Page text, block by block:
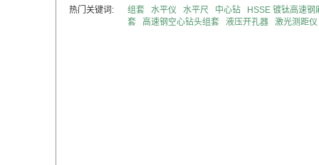
热门关键词: 组套 水平仪 水平尺 中心钻
HSSE 镀钛高速
套
高速钢空心钻头组套 液压开孔器 激光测距仪